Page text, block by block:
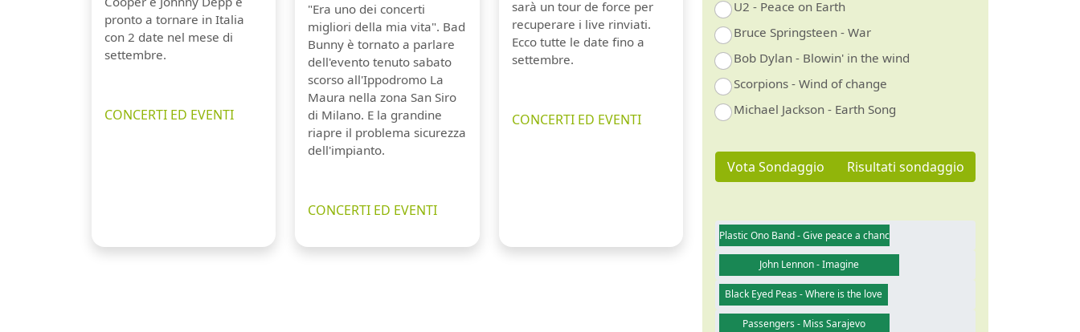
pronto a tornare in Italia
con 2 date nel mese di
settembre.
CONCERTI ED EVENTI
"Era uno dei concerti
migliori della mia vita". Bad
Bunny è tornato a parlare
dell'evento tenuto sabato
scorso all'Ippodromo La
Maura nella zona San Siro
di Milano. E la grandine
riapre il problema sicurezza
dell'impianto.
CONCERTI ED EVENTI
sarà un tour de force per
recuperare i live rinviati.
Ecco tutte le date fino a
settembre.
CONCERTI ED EVENTI
U2 - Peace on Earth
Bruce Springsteen - War
Bob Dylan - Blowin' in the wind
Scorpions - Wind of change
Michael Jackson - Earth Song
Vota Sondaggio Risultati sondaggio
Plastic Ono Band - Give peace a chance
John Lennon - Imagine
Black Eyed Peas - Where is the love
Passengers - Miss Sarajevo